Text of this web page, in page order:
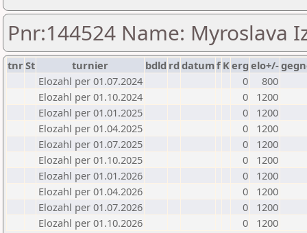
Pnr:144524 Name: Myroslava
tnrSt turnier bdld rd datumf Kerg elo+/-
Elozahl per 01.07.2024
0
800
Elozahl per 01.10.2024
0
1200
Elozahl per 01.01.2025
0
1200
Elozahl per 01.04.2025
0
1200
Elozahl per 01.07.2025
0
1200
Elozahl per 01.10.2025
0
1200
Elozahl per 01.01.2026
0
1200
Elozahl per 01.04.2026
0
1200
Elozahl per 01.07.2026
0
1200
Elozahl per 01.10.2026
0 1200